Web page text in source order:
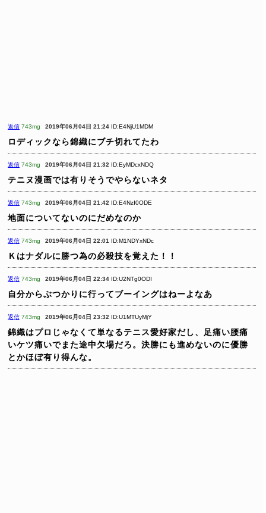
返信 743mg 2019年06月04日 21:24 ID:E4NjU1MDM
ロディックなら錦織にブチ切れてたわ
返信 743mg 2019年06月04日 21:32 ID:EyMDcxNDQ
テニヌ漫画では有りそうでやらないネタ
返信 743mg 2019年06月04日 21:42 ID:E4NzI0ODE
地面についてないのにだめなのか
返信 743mg 2019年06月04日 22:01 ID:M1NDYxNDc
Ｋはナダルに勝つ為の必殺技を覚えた！！
返信 743mg 2019年06月04日 22:34 ID:U2NTg0ODI
自分からぶつかりに行ってブーイングはねーよなあ
返信 743mg 2019年06月04日 23:32 ID:U1MTUyMjY
錦織はプロじゃなくて単なるテニス愛好家だし、足痛い腰痛
いケツ痛いでまた途中欠場だろ。決勝にも進めないのに優勝
とかほぼ有り得んな。